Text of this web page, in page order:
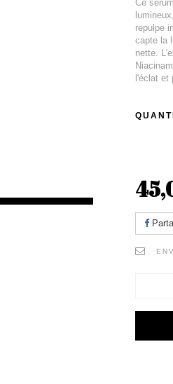
Ce
repulpe
capte la
nette.
l'éclat et